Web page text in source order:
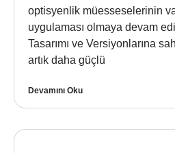
optisyenlik müesseselerinin
uygulaması olmaya devam
Tasarımı ve Versiyonlarına
artık daha güçlü
Devamını Oku